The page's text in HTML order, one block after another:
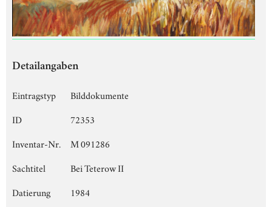
Detailangaben
Eintragstyp
Bilddokumente
ID
72353
Inventar-Nr.
M 091286
Sachtitel
Bei Teterow II
Datierung
1984